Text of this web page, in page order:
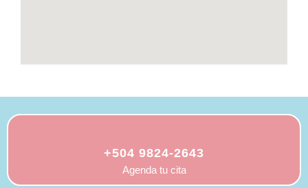
+504 9824-2643
Agenda tu cita